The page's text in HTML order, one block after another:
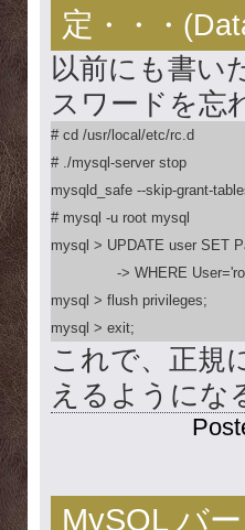
定 ・・・(
以前にも書い
スワードを忘
# cd /usr/local/etc/rc.d
# ./mysql-server stop
mysqld_safe --skip-grant-
# mysql -u root mysql
mysql > UPDATE user SET
-> WHERE
mysql > flush privileges;
mysql > exit;
これで、正規
えるようにな
MySQL バ